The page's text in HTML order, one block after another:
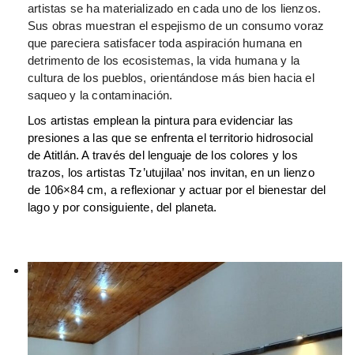
artistas se ha materializado en cada uno de los lienzos.
Sus obras muestran el espejismo de un consumo voraz
que pareciera satisfacer toda aspiración humana en
detrimento de los ecosistemas, la vida humana y la
cultura de los pueblos, orientándose más bien hacia el
saqueo y la contaminación.
Los artistas emplean la pintura para evidenciar las
presiones a las que se enfrenta el territorio hidrosocial
de Atitlán. A través del lenguaje de los colores y los
trazos, los artistas Tz’utujilaa’ nos invitan, en un lienzo
de 106×84 cm, a reflexionar y actuar por el bienestar del
lago y por consiguiente, del planeta.